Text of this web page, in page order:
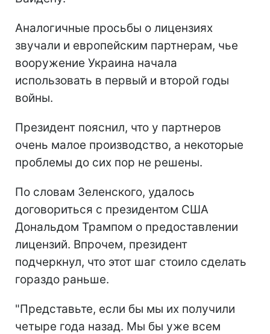
Аналогичные просьбы о лицензиях
звучали и европейским партнерам, чье
вооружение Украина начала
использовать в первый и второй годы
войны.
Президент пояснил, что у партнеров
очень малое производство, а некоторые
проблемы до сих пор не решены.
По словам Зеленского, удалось
договориться с президентом США
Дональдом Трампом о предоставлении
лицензий. Впрочем, президент
подчеркнул, что этот шаг стоило сделать
гораздо раньше.
"Представьте, если бы мы их получили
четыре года назад. Мы бы уже всем